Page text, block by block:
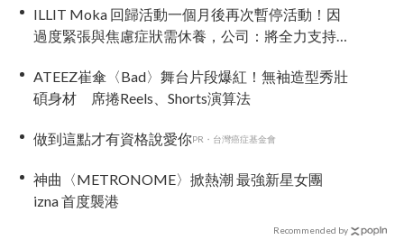
ILLIT Moka 回歸活動一個月後再次暫停活動！因
過度緊張與焦慮症狀需休養，公司：將全力支持
ATEEZ崔傘〈Bad〉舞台片段爆紅！無袖造型秀壯
碩身材 席捲Reels、Shorts演算法
做到這點才有資格說愛你PR・台灣癌症基金會
神曲〈METRONOME〉掀熱潮 最強新星女團
izna 首度襲港
Recommended by